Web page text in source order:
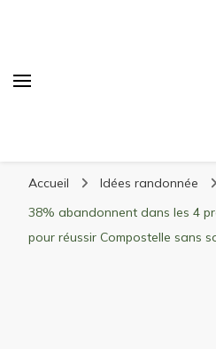
matériel,
Accueil
Idées randonnée
38% abandonnent dans les 4
pour réussir Compostelle sans